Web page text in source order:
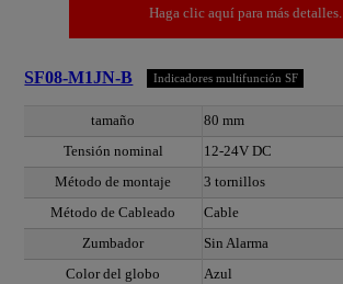
Haga clic aquí para más detalles.
SF08-M1JN-B Indicadores multifunción SF
tamaño
80 mm
Tensión nominal
12-24V DC
Método de montaje
3 tornillos
Método de Cableado
Cable
Zumbador
Sin Alarma
Color del globo
Azul